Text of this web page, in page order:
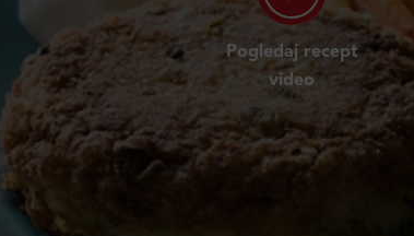
Pogledaj recept
video